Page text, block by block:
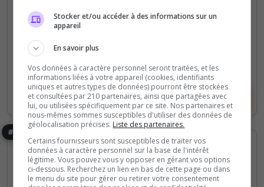
votes clics
Voir le serveur Voter
#36
Stocker et/ou accéder à des informations sur un
appareil
En savoir plus
Vos données à caractère personnel seront traitées, et les
informations liées à votre appareil (cookies, identifiants
uniques et autres types de données) pourront être stockées
et consultées par 210 partenaires, ainsi que partagées avec
lui, ou utilisées spécifiquement par ce site. Nos partenaires et
nous-mêmes sommes susceptibles d'utiliser des données de
géolocalisation précises. Liste des partenaires.
Certains fournisseurs sont susceptibles de traiter vos
données à caractère personnel sur la base de l'intérêt
légitime. Vous pouvez vous y opposer en gérant vos options
ci-dessous. Recherchez un lien en bas de cette page ou dans
le menu du site pour gérer ou retirer votre consentement